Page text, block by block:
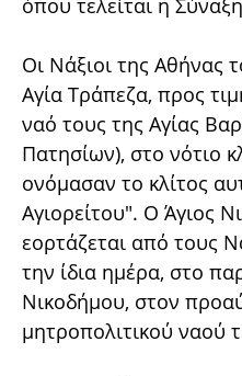
όπου τελείται η
Οι Νάξιοι της Αθήνας
Αγία Τράπεζα, προς
ναό τους της Αγίας
Πατησίων), στο νότιο
ονόμασαν το κλίτος
Αγιορείτου". Ο Άγιος
εορτάζεται από τους
την ίδια ημέρα, στο
Νικοδήμου, στον
μητροπολιτικού ναού